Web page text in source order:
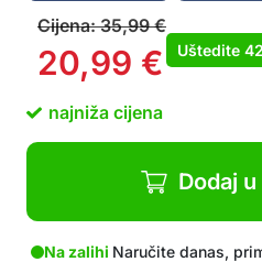
Mekane i ugodne za
Ne ostavljaju tragove
Izvrsne za mokro i suho
Izuzetno jednostavno
operete
Sadržaj paketa: 3x
Cijena:35,99€
20,99 € Uštedite
najniža cijena
Dodaj
Na zalihi Naručite danas,